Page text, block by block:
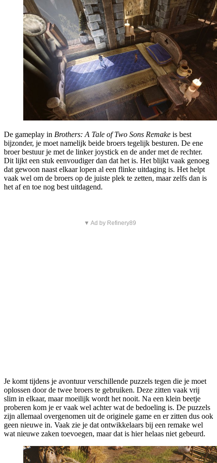
De gameplay in Brothers: A Tale of Two Sons Remake is best
bijzonder, je moet namelijk beide broers tegelijk besturen. De ene
broer bestuur je met de linker joystick en de ander met de rechter.
Dit lijkt een stuk eenvoudiger dan dat het is. Het blijkt vaak genoeg
dat gewoon naast elkaar lopen al een flinke uitdaging is. Het helpt
vaak wel om de broers op de juiste plek te zetten, maar zelfs dan is
het af en toe nog best uitdagend.
▼ Ad by Refinery89
Je komt tijdens je avontuur verschillende puzzels tegen die je moet
oplossen door de twee broers te gebruiken. Deze zitten vaak vrij
slim in elkaar, maar moeilijk wordt het nooit. Na een klein beetje
proberen kom je er vaak wel achter wat de bedoeling is. De puzzels
zijn allemaal overgenomen uit de originele game en er zitten dus ook
geen nieuwe in. Vaak zie je dat ontwikkelaars bij een remake wel
wat nieuwe zaken toevoegen, maar dat is hier helaas niet gebeurd.